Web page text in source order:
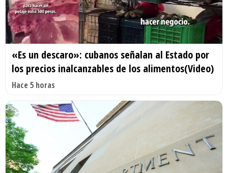
«Es un descaro»: cubanos señalan al Estado por
los precios inalcanzables de los alimentos(Video)
Hace 5 horas